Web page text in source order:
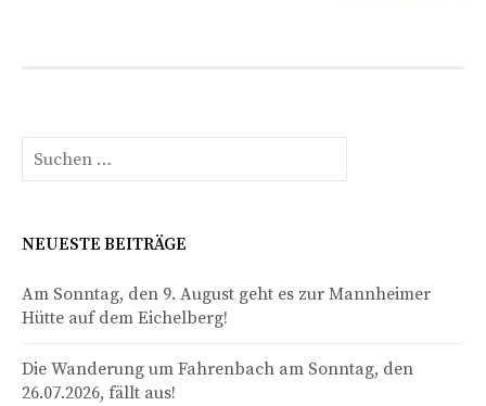
Suchen
nach:
NEUESTE BEITRÄGE
Am Sonntag, den 9. August geht es zur Mannheimer
Hütte auf dem Eichelberg!
Die Wanderung um Fahrenbach am Sonntag, den
26.07.2026, fällt aus!